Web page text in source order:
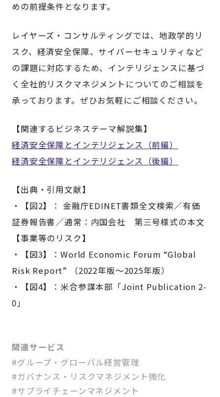
めの前提条件となります。
レイヤーズ・コンサルティングでは、地政学的リ
スク、経済安全保障、サイバーセキュリティなど
の課題に対応するため、インテリジェンスに基づ
く全社的リスクマネジメントについてのご相談を
承っております。ぜひお気軽にご相談ください。
【関連するビジネステーマ解説集】
経済安全保障とインテリジェンス（前編）
経済安全保障とインテリジェンス（後編）
【出典・引用文献】
・【図2】： 金融庁EDINET書類全文検索／有価
証券報告書／通常：内国会社 第三号様式の本文
【事業等のリスク】
・【図3】：World Economic Forum “Global
Risk Report” （2022年版～2025年版）
・【図4】：米合参謀本部「Joint Publication 2-
0」
関連サービス
#グループ・グローバル経営管理
#ガバナンス・リスクマネジメント強化
#サプライチェーンマネジメント